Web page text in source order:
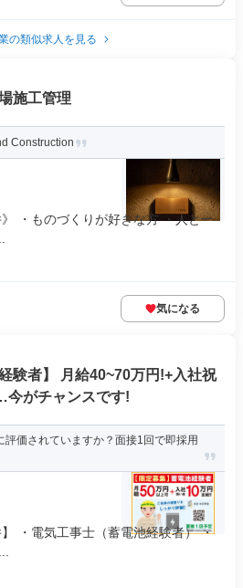
の類似求人を見る
施工管理
Construction
・ものづくりが好きな方 ・人と一
気になる
験者】 月給40~70万円!+入社祝
今がチャンスです!
評価されていますか？面接1回で即採用
・電気工事士（蓄電池経験者） ・